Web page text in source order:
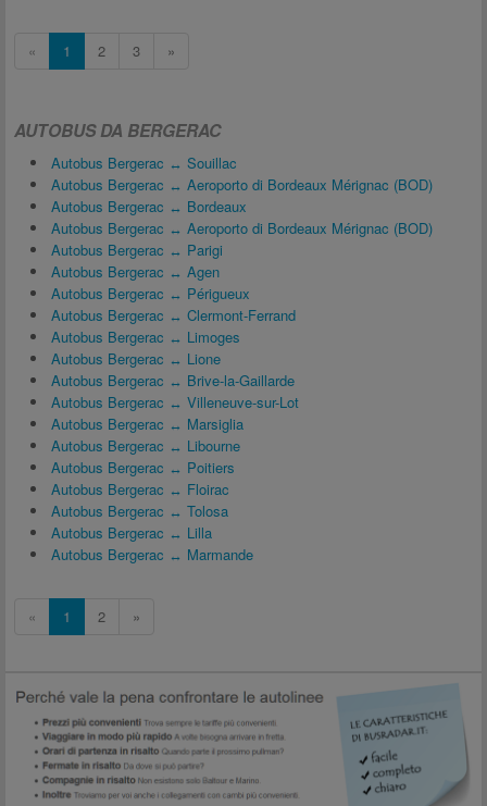
« 1 2 3 »
AUTOBUS DA BERGERAC
Autobus Bergerac ↔ Souillac
Autobus Bergerac ↔ Aeroporto di Bordeaux Mérignac (BOD)
Autobus Bergerac ↔ Bordeaux
Autobus Bergerac ↔ Aeroporto di Bordeaux Mérignac (BOD)
Autobus Bergerac ↔ Parigi
Autobus Bergerac ↔ Agen
Autobus Bergerac ↔ Périgueux
Autobus Bergerac ↔ Clermont-Ferrand
Autobus Bergerac ↔ Limoges
Autobus Bergerac ↔ Lione
Autobus Bergerac ↔ Brive-la-Gaillarde
Autobus Bergerac ↔ Villeneuve-sur-Lot
Autobus Bergerac ↔ Marsiglia
Autobus Bergerac ↔ Libourne
Autobus Bergerac ↔ Poitiers
Autobus Bergerac ↔ Floirac
Autobus Bergerac ↔ Tolosa
Autobus Bergerac ↔ Lilla
Autobus Bergerac ↔ Marmande
« 1 2 »